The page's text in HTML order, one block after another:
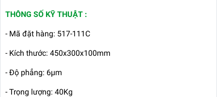
THÔNG SỐ KỸ THUẬT :
- Mã đặt hàng: 517-111C
- Kích thước: 450x300x100mm
- Độ phẳng: 6μm
- Trọng lượng: 40Kg